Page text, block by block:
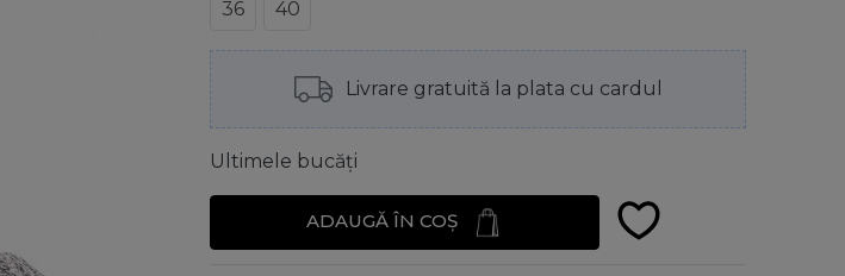
36
40
Livrare gratuită la plata cu cardul
Ultimele bucăți
ADAUGĂ ÎN COȘ